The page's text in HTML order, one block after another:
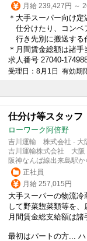
月給 239,427円 ～
＊大手スーパー向け
仕分けたり、コンベ
行き先別に搬送する
＊月間賃金総額は諸
求人番号 27040-
受理日：8月1日 有効期
仕分け等スタッ
ローワーク阿倍野
吉川運輸 株式会社 - 大
吉川運輸株式会社 大阪
阪神なんば線出来島駅
正社員
月給 257,015円
大手スーパーの物流
して野菜惣菜類等を、
月間賃金総支給額は諸
最初はパートの方...